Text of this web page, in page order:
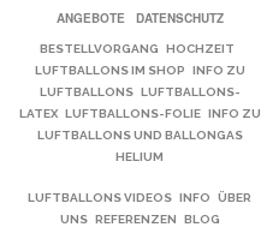
ANGEBOTE
DATENSCHUTZ
BESTELLVORGANG
HOCHZEIT
LUFTBALLONS IM SHOP
INFO ZU
LUFTBALLONS LUFTBALLONS-
LATEX LUFTBALLONS-FOLIE INFO ZU
LUFTBALLONS UND BALLONGAS
HELIUM
LUFTBALLONS VIDEOS INFO
ÜBER
UNS REFERENZEN BLOG